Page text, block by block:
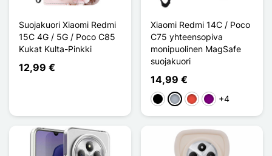
Suojakuori Xiaomi Redmi
15C 4G / 5G / Poco C85
Kukat Kulta-Pinkki
12,99 €
Xiaomi Redmi 14C / Poco
C75 yhteensopiva
monipuolinen MagSafe
suojakuori
14,99 €
MustaHarmaaPunainen
Violet+4